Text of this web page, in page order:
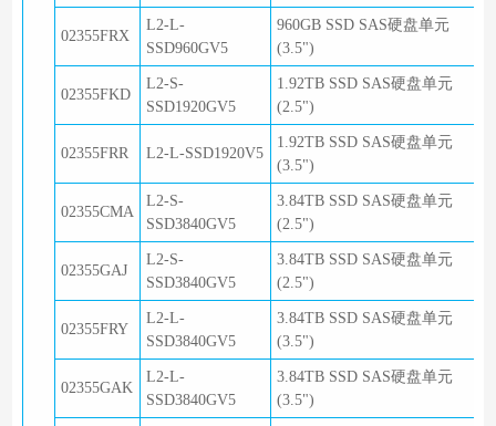
02355FRX
L2-L-
SSD960GV5
960GB SSD SAS硬盘单元
(3.5")
02355FKD
L2-S-
SSD1920GV5
1.92TB SSD SAS硬盘单元
(2.5")
02355FRR L2-L-SSD1920V5
1.92TB SSD SAS硬盘单元
(3.5")
02355CMA
L2-S-
SSD3840GV5
3.84TB SSD SAS硬盘单元
(2.5")
02355GAJ
L2-S-
SSD3840GV5
3.84TB SSD SAS硬盘单元
(2.5")
02355FRY
L2-L-
SSD3840GV5
3.84TB SSD SAS硬盘单元
(3.5")
02355GAK
L2-L-
SSD3840GV5
3.84TB SSD SAS硬盘单元
(3.5")